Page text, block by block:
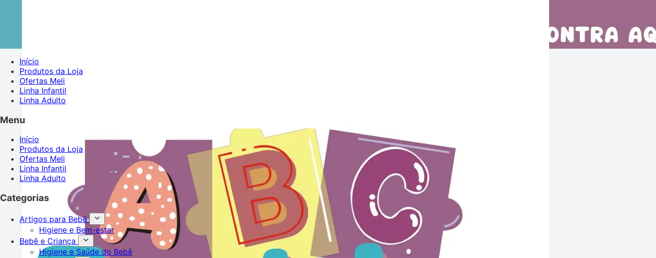
Início
Produtos da Loja
Ofertas Meli
Linha Infantil
Linha Adulto
Menu
Início
Produtos da Loja
Ofertas Meli
Linha Infantil
Linha Adulto
Categorias
Artigos para Bebê
Higiene e Bem-estar
Bebê e Criança
Higiene e Saúde do Bebê